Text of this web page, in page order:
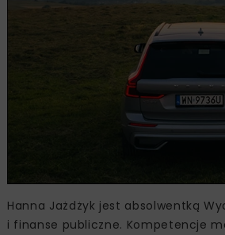
Hanna Jażdżyk jest absolwentką
i finanse publiczne. Kompetencje